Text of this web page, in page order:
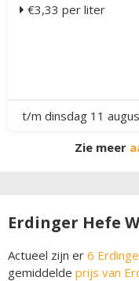
€3,33 per liter
t/m dinsdag 11
Zie meer
Erdinger Hefe
Actueel zijn er 6
gemiddelde prijs van